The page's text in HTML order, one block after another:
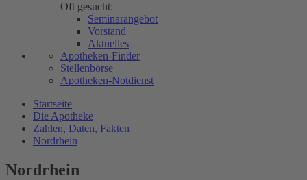
Oft gesucht:
Seminarangebot
Vorstand
Aktuelles
Apotheken-Finder
Stellenbörse
Apotheken-Notdienst
Startseite
Die Apotheke
Zahlen, Daten, Fakten
Nordrhein
Nordrhein